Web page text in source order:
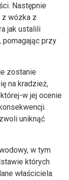
Następnie
z wózka z
jak ustalili
pomagając przy
zostanie
na kradzież,
w jej ocenie
uniknąć
w tym
których
właściciela.